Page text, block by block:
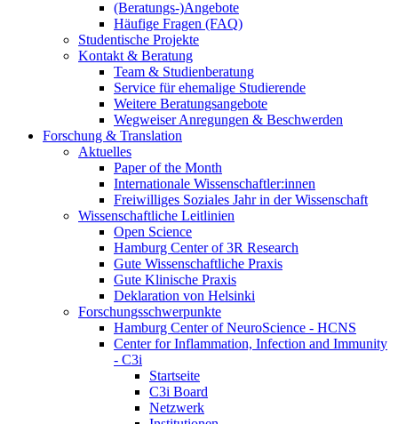
(Beratungs-)Angebote
Häufige Fragen (FAQ)
Studentische Projekte
Kontakt & Beratung
Team & Studienberatung
Service für ehemalige Studierende
Weitere Beratungsangebote
Wegweiser Anregungen & Beschwerden
Forschung & Translation
Aktuelles
Paper of the Month
Internationale Wissenschaftler:innen
Freiwilliges Soziales Jahr in der Wissenschaft
Wissenschaftliche Leitlinien
Open Science
Hamburg Center of 3R Research
Gute Wissenschaftliche Praxis
Gute Klinische Praxis
Deklaration von Helsinki
Forschungsschwerpunkte
Hamburg Center of NeuroScience - HCNS
Center for Inflammation, Infection and Immunity
- C3i
Startseite
C3i Board
Netzwerk